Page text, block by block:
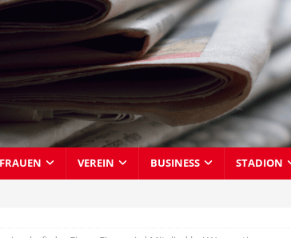
FRAUEN VEREIN BUSINESS STADION